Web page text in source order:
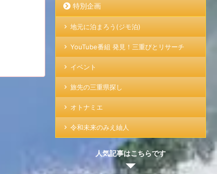
特別企画
地元に泊まろう(ジモ泊)
YouTube番組 発見！三重びとリサーチ
イベント
旅先の三重県探し
オトナミエ
令和未来のみえ紬人
人気記事はこちらです